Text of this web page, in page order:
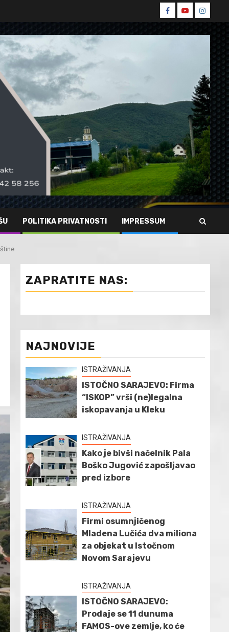
Spin
Facebook
Spin
Youtube
Spin
POLITIKA PRIVATNOSTI IMPRESSUM
ZAPRATITE NAS:
NAJNOVIJE
ISTRAŽIVANJA
ISTOČNO SARAJEVO: Firma
“ISKOP” vrši (ne)legalna
iskopavanja u Kleku
ISTRAŽIVANJA
Kako je bivši načelnik Pala
Boško Jugović zapošljavao
pred izbore
ISTRAŽIVANJA
Firmi osumnjičenog
Mladena Lučića dva miliona
za objekat u Istočnom
Novom Sarajevu
ISTRAŽIVANJA
ISTOČNO SARAJEVO:
Prodaje se 11 dunuma
FAMOS-ove zemlje, ko će